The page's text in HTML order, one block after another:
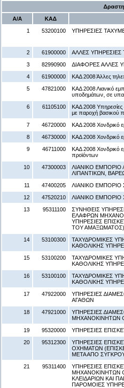
Α/Α
ΚΑΔ
1
53200100 ΥΠΗΡΕΣΙΕΣ
2 61900000
ΑΛΛΕΣ ΥΠΗΡΕΣΙΕΣ
3
82990900
ΔΙΑΦΟΡΕΣ ΑΛΛΕΣ
4
61900000
ΚΑΔ 2008 Άλλες
5
47821000
ΚΑΔ 2008 Λιανικό
υποδημάτων, σε
6
61105100
ΚΑΔ 2008
με παροχή βασικού
7
46720000
ΚΑΔ 2008 Χονδρικό
8
46730000
ΚΑΔ 2008 Χονδρικό
9
46711000
ΚΑΔ 2008 Χονδρικό
προϊόντων
10
47300003
ΛΙΑΝΙΚΟ ΕΜΠΟΡΙΟ
ΛΙΠΑΝΤΙΚΩΝ,
11
47400205
ΛΙΑΝΙΚΟ
12
47520210
ΛΙΑΝΙΚΟ ΕΜΠΟΡΙΟ
13
95311100
ΣΥΝΗΘΕΙΣ
ΕΛΑΦΡΩΝ
ΥΠΗΡΕΣΙΕΣ
ΤΟΥ ΑΜΑΞΩΜΑΤΟΣ)
14
53100300
ΤΑΧΥΔΡΟΜΙΚΕΣ
ΚΑΘΟΛΙΚΗΣ
15
53100200
ΤΑΧΥΔΡΟΜΙΚΕΣ
ΚΑΘΟΛΙΚΗΣ
16
53100100
ΤΑΧΥΔΡΟΜΙΚΕΣ
ΚΑΘΟΛΙΚΗΣ
17
47922000
ΥΠΗΡΕΣΙΕΣ
ΑΓΑΘΩΝ
18
47921000
ΥΠΗΡΕΣΙΕΣ
ΜΗΧΑΝΟΚΙΝΗΤΩΝ
19
95320000
ΥΠΗΡΕΣΙΕΣ
20
95312300
ΥΠΗΡΕΣΙΕΣ
ΟΧΗΜΑΤΩΝ
ΜΕΤΑ ΑΠΟ
21
95311400
ΥΠΗΡΕΣΙΕΣ
ΜΗΧΑΝΟΚΙΝΗΤΩΝ
ΚΛΕΙΔΑΡΙΩΝ ΚΑΙ
ΠΑΡΟΜΟΙΕΣ